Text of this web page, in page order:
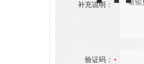
补充说明：
验证码：